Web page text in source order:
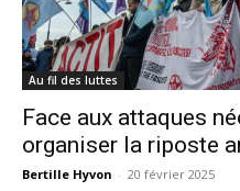
Au fil des luttes
Face aux attaques
organiser la riposte
Bertille Hyvon - 20 février 2025